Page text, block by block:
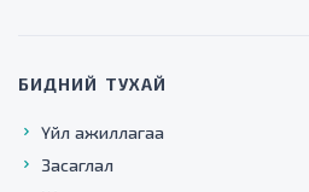
БИДНИЙ ТУХАЙ
Үйл ажиллагаа
Засаглал